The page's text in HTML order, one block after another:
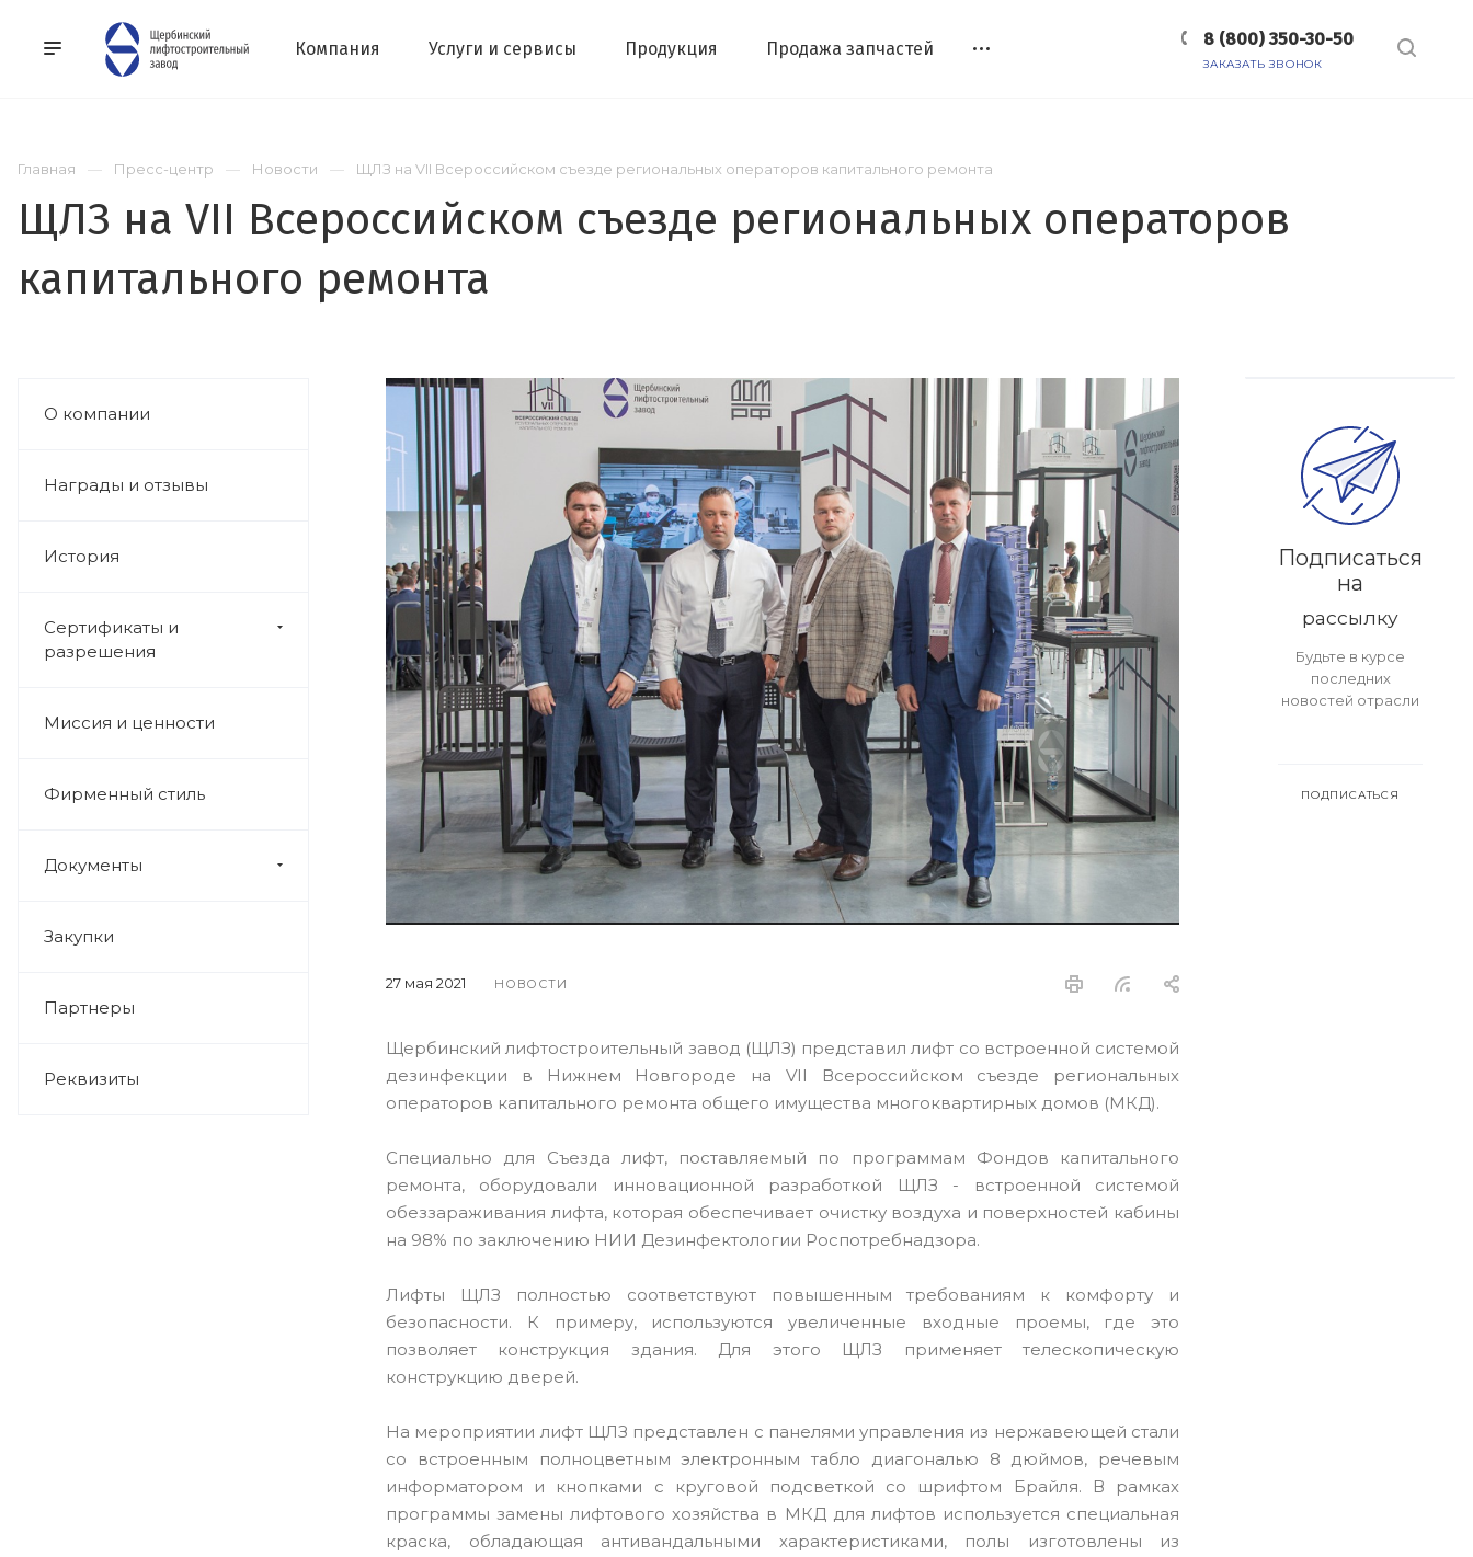
8 (800) 350-30-50
ЗАКАЗАТЬ ЗВОНОК
Компания Услуги и сервисы Продукция Продажа запчастей
Главная Пресс-центр Новости ЩЛЗ на VII Всероссийском съезде региональных операторов капитального ремонта
ЩЛЗ на VII Всероссийском съезде региональных операторов
капитального ремонта
О компании
Награды и отзывы
История
Сертификаты и
разрешения
Миссия и ценности
Фирменный стиль
Документы
Закупки
Партнеры
Реквизиты
27 мая 2021 НОВОСТИ
Щербинский лифтостроительный завод (ЩЛЗ) представил лифт со встроенной системой
дезинфекции в Нижнем Новгороде на VII Всероссийском съезде региональных
операторов капитального ремонта общего имущества многоквартирных домов (МКД).
Специально для Съезда лифт, поставляемый по программам Фондов капитального
ремонта, оборудовали инновационной разработкой ЩЛЗ - встроенной системой
обеззараживания лифта, которая обеспечивает очистку воздуха и поверхностей кабины
на 98% по заключению НИИ Дезинфектологии Роспотребнадзора.
Лифты ЩЛЗ полностью соответствуют повышенным требованиям к комфорту и
безопасности. К примеру, используются увеличенные входные проемы, где это
позволяет конструкция здания. Для этого ЩЛЗ применяет телескопическую
конструкцию дверей.
На мероприятии лифт ЩЛЗ представлен с панелями управления из нержавеющей стали
со встроенным полноцветным электронным табло диагональю 8 дюймов, речевым
информатором и кнопками с круговой подсветкой со шрифтом Брайля. В рамках
программы замены лифтового хозяйства в МКД для лифтов используется специальная
краска, обладающая антивандальными характеристиками, полы изготовлены из
Подписаться
на
рассылку
Будьте в курсе
последних
новостей отрасли
ПОДПИСАТЬСЯ